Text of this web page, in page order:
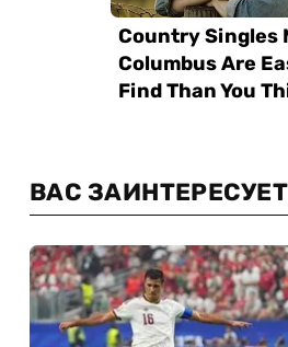
ВАС ЗАИНТЕРЕСУЕТ